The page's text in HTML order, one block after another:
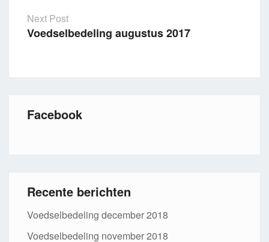
Next Post
Voedselbedeling augustus 2017
Facebook
Recente berichten
Voedselbedeling december 2018
Voedselbedeling november 2018